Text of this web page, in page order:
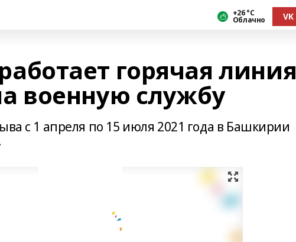
+26 °С
Облачно VK
горячая линия
военную службу
с 1 апреля по 15 июля 2021 года в Башкирии